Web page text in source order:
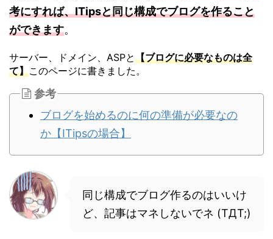
考にすれば、ITipsと同じ構成でブログを作ること
ができます。
サーバー、ドメイン、ASPと【ブログに必要なものは全
て】このページに書きました。
参考
ブログを始めるのに何の準備が必要なの
か【ITipsの場合】
同じ構成でブログ作るのはいいけ
ど、記事はマネしないでネ (TДT;)